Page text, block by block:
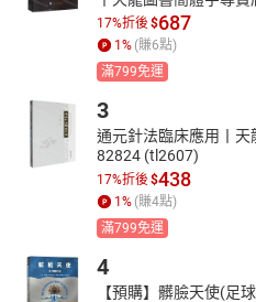
17%折後$687
1 % (賺6點)
滿799免運
3
通元針法臨床應用丨
82824 (tl2607)
17%折後$438
1 % (賺4點)
滿799免運
4
【預購】髒臉天使(足